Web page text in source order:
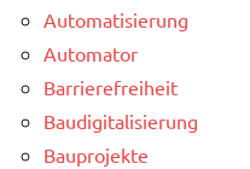
Automatisierung
Automator
Barrierefreiheit
Baudigitalisierung
Bauprojekte